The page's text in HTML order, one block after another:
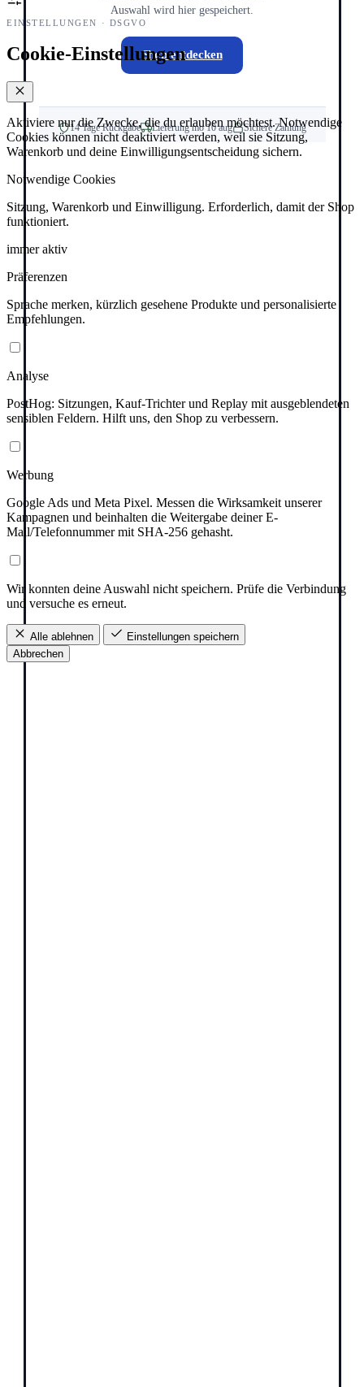
Auswahl wird hier gespeichert.
Shop entdecken
14 Tage Rückgabe Lieferung mo 10 aug Sichere Zahlung
EINSTELLUNGEN · DSGVO
Cookie-Einstellungen
Aktiviere nur die Zwecke, die du erlauben möchtest. Notwendige
Cookies können nicht deaktiviert werden, weil sie Sitzung,
Warenkorb und deine Einwilligungsentscheidung sichern.
Notwendige Cookies
Sitzung, Warenkorb und Einwilligung. Erforderlich, damit der Shop
funktioniert.
immer aktiv
Präferenzen
Sprache merken, kürzlich gesehene Produkte und personalisierte
Empfehlungen.
Analyse
PostHog: Sitzungen, Kauf-Trichter und Replay mit ausgeblendeten
sensiblen Feldern. Hilft uns, den Shop zu verbessern.
Werbung
Google Ads und Meta Pixel. Messen die Wirksamkeit unserer
Kampagnen und beinhalten die Weitergabe deiner E-
Mail/Telefonnummer mit SHA-256 gehasht.
Wir konnten deine Auswahl nicht speichern. Prüfe die Verbindung
und versuche es erneut.
Alle ablehnen
Einstellungen speichern
Abbrechen